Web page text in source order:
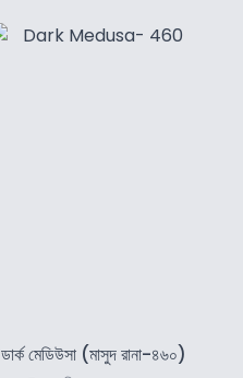
ডার্ক মেডিউসা (মাসুদ রানা-৪৬০)